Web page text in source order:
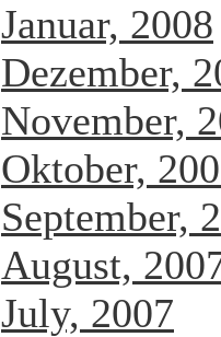
Januar, 2008
Dezember,
November,
Oktober,
September,
August,
July, 2007